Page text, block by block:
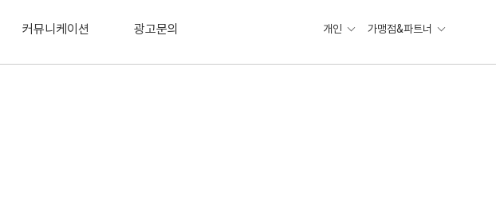
커뮤니케이션 광고문의 개인 가맹점&파트너